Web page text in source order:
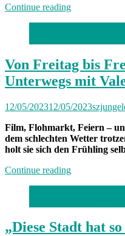
Continue reading„10
Porträts
im
Überblick“
Von Freitag bis
Unterwegs mit
12/05/202312/05/2023
Film, Flohmarkt, Feiern –
dem schlechten Wetter
holt sie sich den Frühling
Continue reading„Von
Unterwegs
„Diese Stadt hat